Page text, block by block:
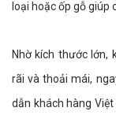
loại hoặc ốp gỗ giúp
Nhờ kích thước lớn,
rãi và thoải mái,
dẫn khách hàng